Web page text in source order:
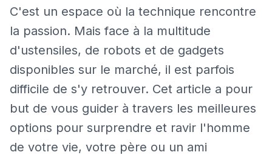
C'est un espace où la technique rencontre
la passion. Mais face à la multitude
d'ustensiles, de robots et de gadgets
disponibles sur le marché, il est parfois
difficile de s'y retrouver. Cet article a pour
but de vous guider à travers les meilleures
options pour surprendre et ravir l'homme
de votre vie, votre père ou un ami